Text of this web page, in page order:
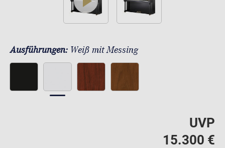
play
Ausführungen: Weiß mit Messing
UVP
15.300 €